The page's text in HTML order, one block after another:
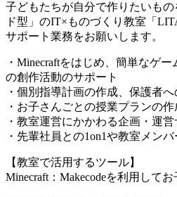
子どもたちが自分で作りたいも
ド型」のIT×ものづくり教室「
サポート業務をお願いします。
・Minecraftをはじめ、簡単なゲ
の創作活動のサポート
・個別指導計画の作成、保護者
・お子さんごとの授業プランの作
・教室運営にかかわる企画・運
・先輩社員との1on1や教室メン
【教室で活用するツール】
Minecraft：Makecodeを利用して